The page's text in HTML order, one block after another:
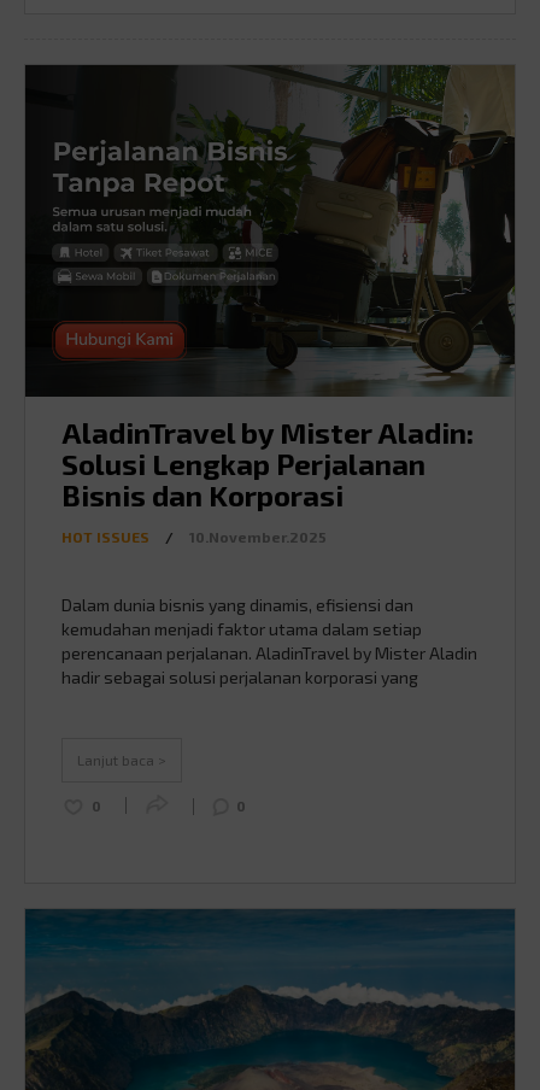
AladinTravel by Mister Aladin:
Solusi Lengkap Perjalanan
Bisnis dan Korporasi
HOT ISSUES / 10.November.2025
Dalam dunia bisnis yang dinamis, efisiensi dan
kemudahan menjadi faktor utama dalam setiap
perencanaan perjalanan. AladinTravel by Mister Aladin
hadir sebagai solusi perjalanan korporasi yang
Special Event, hingga Factory Visit Tour. Setiap
layanan dirancang untuk memenuhi kebutuhan
Continued
Lanjut baca >
0 0